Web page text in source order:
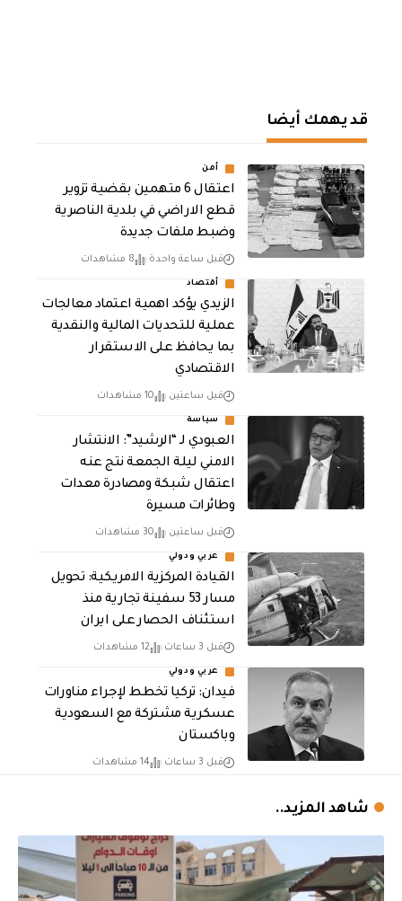
قد يهمك أيضا
أمن
اعتقال 6 متهمين بقضية تزوير
قطع الاراضي في بلدية الناصرية
وضبط ملفات جديدة
قبل ساعة واحدة 8 مشاهدات
أقتصاد
الزيدي يؤكد اهمية اعتماد معالجات
عملية للتحديات المالية والنقدية
بما يحافظ على الاستقرار
الاقتصادي
قبل ساعتين 10 مشاهدات
سياسة
العبودي لـ “الرشيد”: الانتشار
الامني ليلة الجمعة نتج عنه
اعتقال شبكة ومصادرة معدات
وطائرات مسيرة
قبل ساعتين 30 مشاهدات
عربي ودولي
القيادة المركزية الامريكية: تحويل
مسار 53 سفينة تجارية منذ
استئناف الحصار على ايران
قبل 3 ساعات 12 مشاهدات
عربي ودولي
فيدان: تركيا تخطط لإجراء مناورات
عسكرية مشتركة مع السعودية
وباكستان
قبل 3 ساعات 14 مشاهدات
شاهد المزيد..